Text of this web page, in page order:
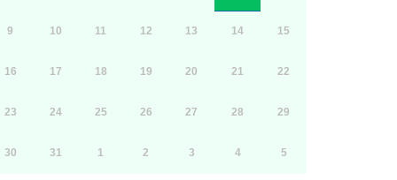
9 10 11 12 13 14 15
16 17 18 19 20 21 22
23 24 25 26 27 28 29
30 31 1 2 3 4 5